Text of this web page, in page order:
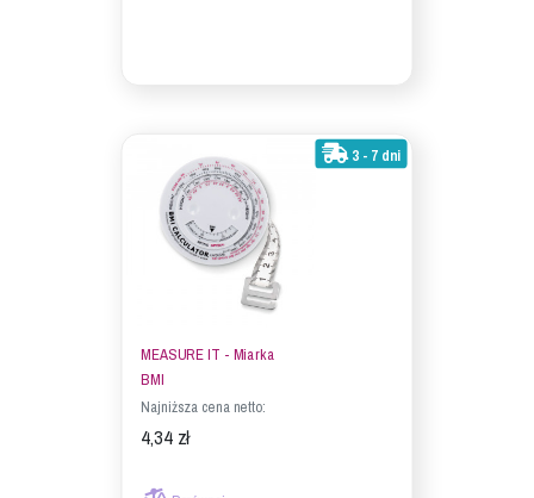
3 - 7 dni
MEASURE IT - Miarka
BMI
Najniższa cena netto:
4,34 zł